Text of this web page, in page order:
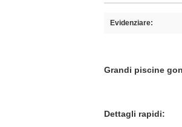
Evidenziare:
Grandi piscine
Dettagli rapidi: